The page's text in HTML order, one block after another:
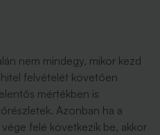
nem mindegy, mikor kezd
felvételét követően
mértékben is
Azonban ha a
felé következik be, akkor